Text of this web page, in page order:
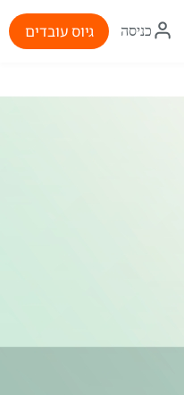
איקון
התחברות
כניסה גיוס עובדים